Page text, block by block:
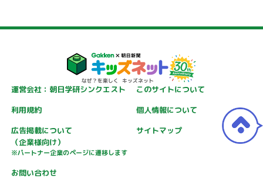
運営会社：朝日学研シンクエスト
このサイトについて
利用規約
個人情報について
広告掲載について
（企業様向け）
※パートナー企業のページに遷移します
サイトマップ
お問い合わせ